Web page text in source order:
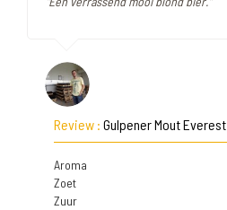
Review : Gulpener Mout Everest
Aroma
Zoet
Zuur